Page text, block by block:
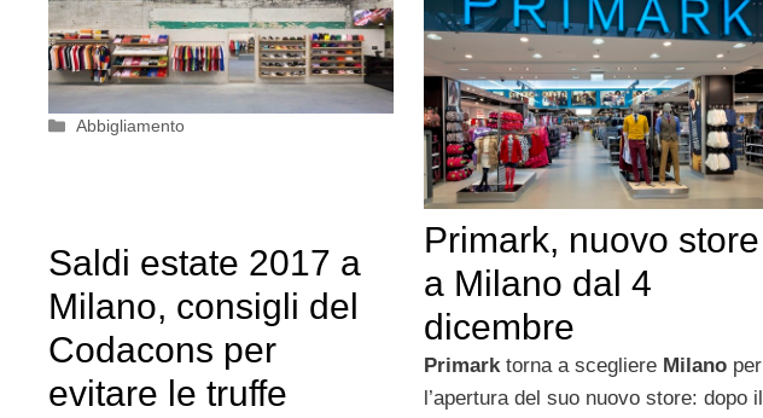
Categorie
Abbigliamento
Primark, nuovo store
a Milano dal 4
dicembre
Primarktorna a scegliere Milanoper
l’apertura del suo nuovo store: dopo il
Saldi estate 2017 a
Milano, consigli del
Codacons per
evitare le truffe